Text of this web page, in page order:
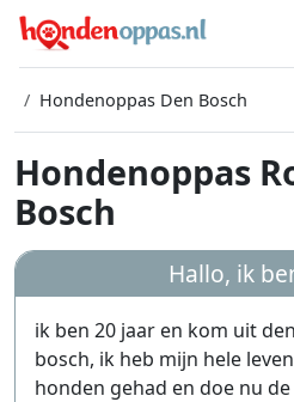
Hondenoppas Den Bosch
Hondenoppas
Bosch
Hallo, ik
ik ben 20 jaar en kom uit den
bosch, ik heb mijn hele leven
honden gehad en doe nu de